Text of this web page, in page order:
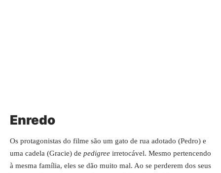
Enredo
Os protagonistas do filme são um gato de rua adotado (Pedro) e
uma cadela (Gracie) de pedigree irretocável. Mesmo pertencendo
à mesma família, eles se dão muito mal. Ao se perderem dos seus